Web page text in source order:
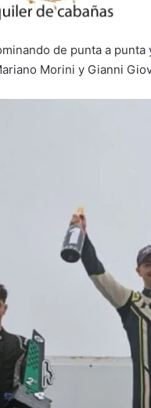
de punta a
Morini y Gianni